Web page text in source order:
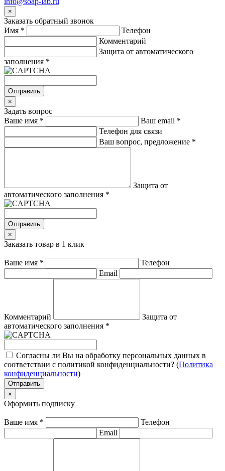
×
Заказать обратный звонок
Имя *
Телефон
Комментарий
Защита от автоматического
заполнения *
Отправить
×
Задать вопрос
Ваше имя * Ваш email *
Телефон для связи
Ваш вопрос, предложение *
Защита от
автоматического заполнения *
Отправить
×
Заказать товар в 1 клик
Ваше имя *
Телефон
Email
Комментарий
Защита от
автоматического заполнения *
Согласны ли Вы на обработку персональных данных в
соответствии с политикой конфиденциальности? (Политика
конфиденциальности)
Отправить
×
Оформить подписку
Ваше имя *
Телефон
Email